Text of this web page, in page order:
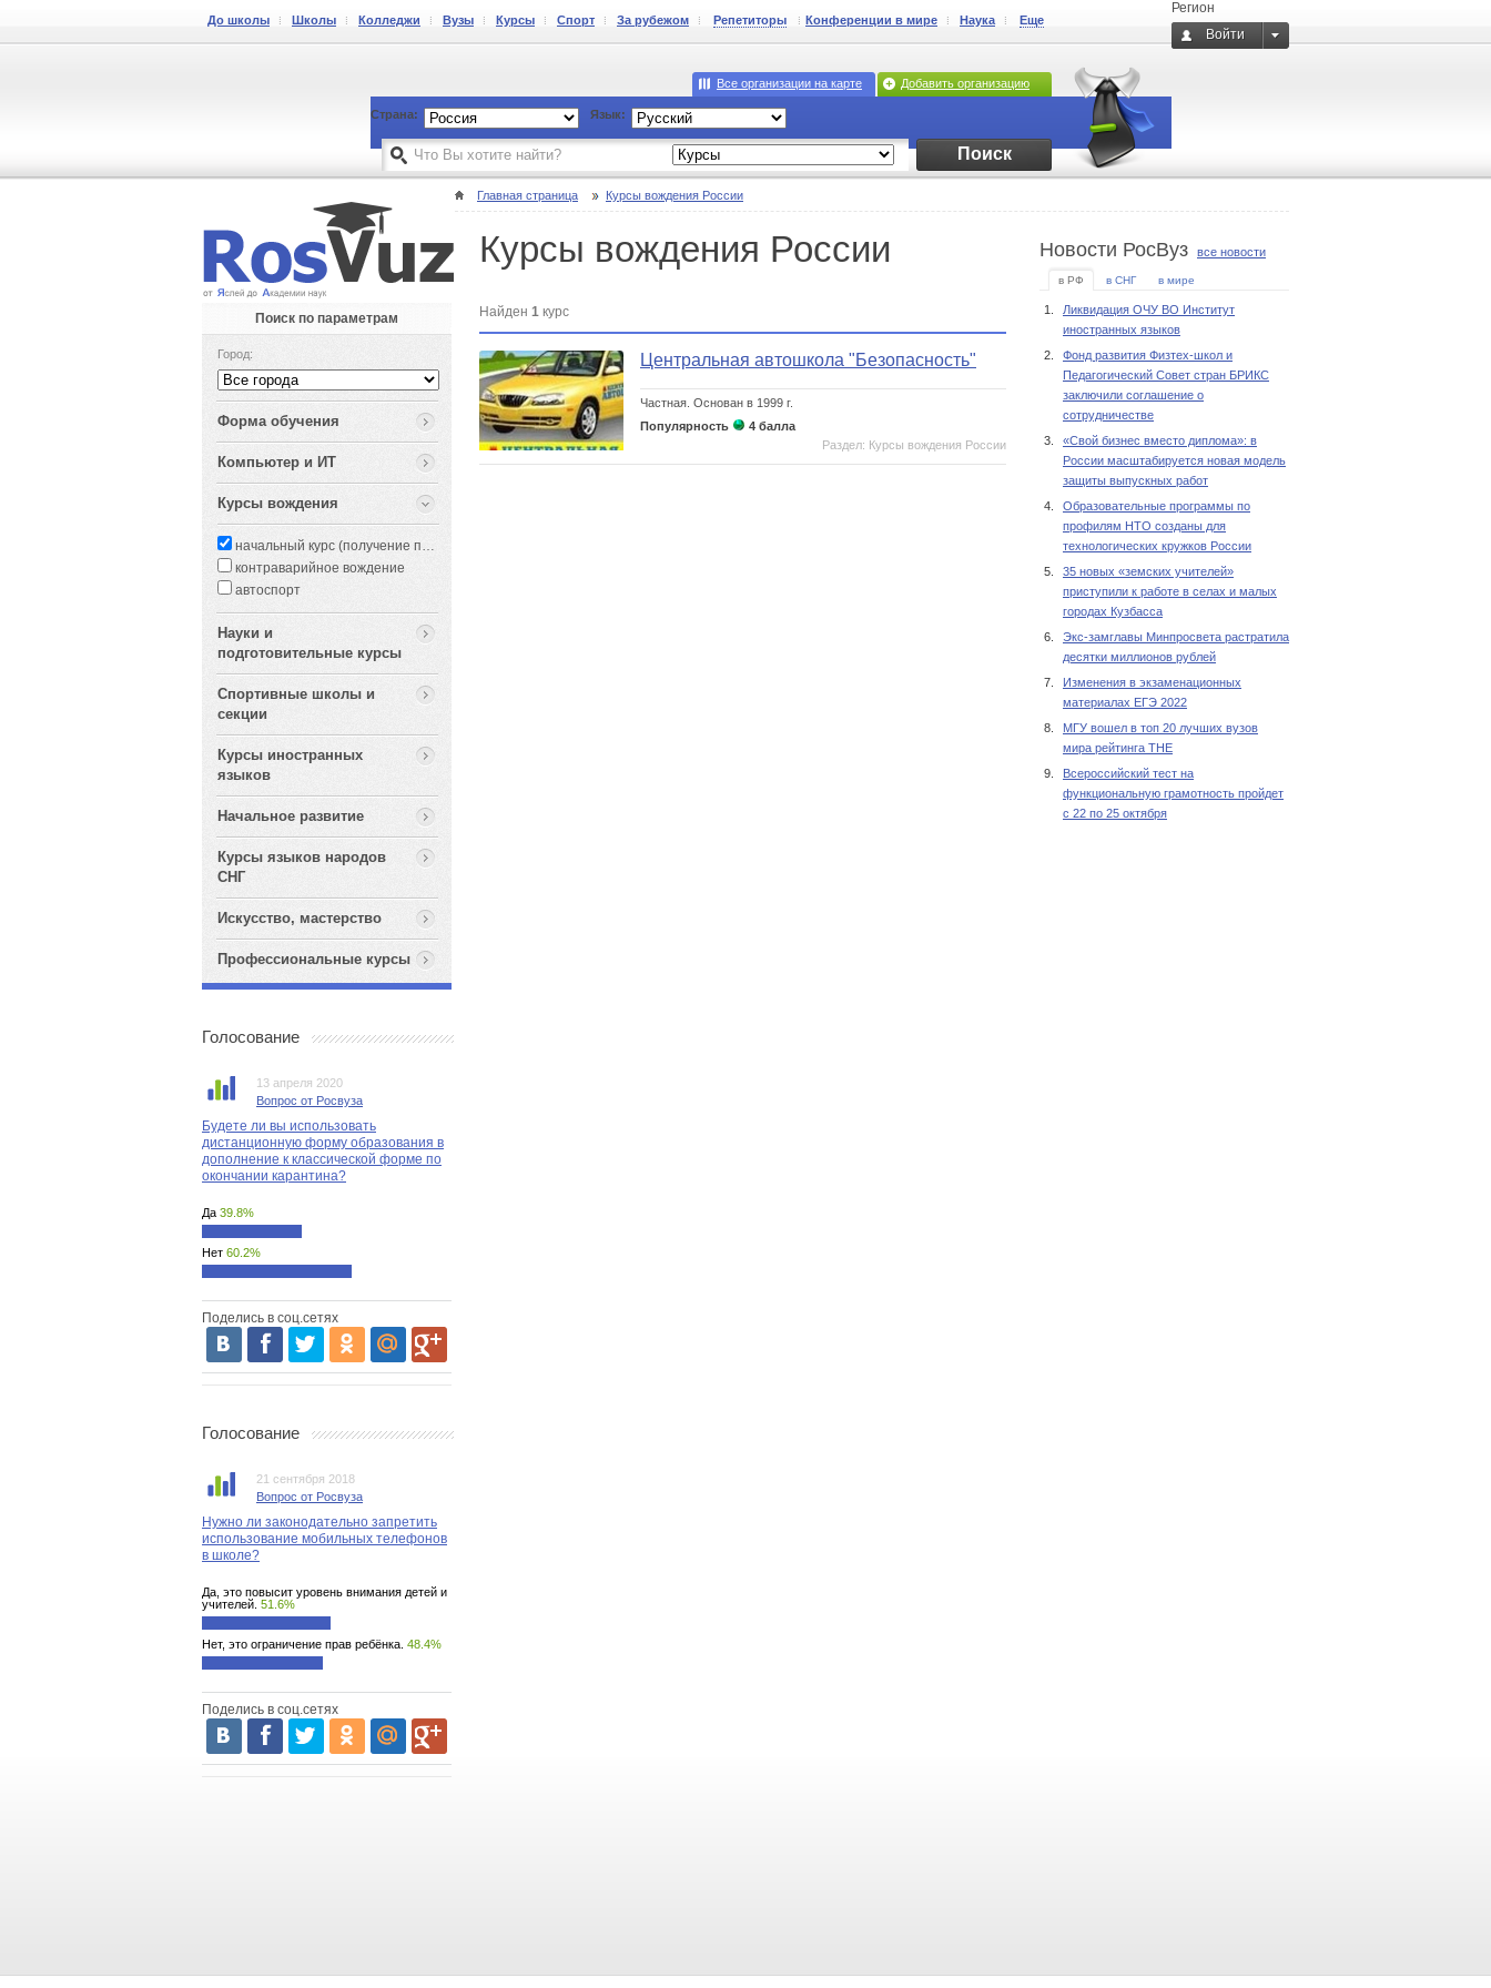
Регион
Войти
До школы Школы Колледжи Вузы Курсы Спорт За рубежом Репетиторы Конференции в мире Наука Еще
Добавить организацию
Все организации на карте
Страна: Язык:
Поиск
Главная страница Курсы вождения России
Новости РосВуз все новости
в РФ в СНГ в мире
1.
Ликвидация ОЧУ ВО Институт
иностранных языков
2.
Фонд развития Физтех-школ и
Педагогический Совет стран БРИКС
заключили соглашение о
сотрудничестве
3.
«Свой бизнес вместо диплома»: в
России масштабируется новая модель
защиты выпускных работ
4.
Образовательные программы по
профилям НТО созданы для
технологических кружков России
5.
35 новых «земских учителей»
приступили к работе в селах и малых
городах Кузбасса
6.
Экс-замглавы Минпросвета растратила
десятки миллионов рублей
7.
Изменения в экзаменационных
материалах ЕГЭ 2022
8.
МГУ вошел в топ 20 лучших вузов
мира рейтинга THE
9.
Всероссийский тест на
функциональную грамотность пройдет
с 22 по 25 октября
Курсы вождения России
Найден 1 курс
Центральная автошкола "Безопасность"
Частная. Основан в 1999 г.
Популярность
4 балла
Раздел: Курсы вождения России
Поиск по параметрам
Город:
Форма обучения
Компьютер и ИТ
Курсы вождения
начальный курс (получение прав)
контраварийное вождение
автоспорт
Науки и
подготовительные курсы
Спортивные школы и
секции
Курсы иностранных
языков
Начальное развитие
Курсы языков народов
СНГ
Искусство, мастерство
Профессиональные курсы
Голосование
13 апреля 2020
Вопрос от Росвуза
Будете ли вы использовать
дистанционную форму образования в
дополнение к классической форме по
окончании карантина?
Да 39.8%
Нет 60.2%
Поделись в соц.сетях
Голосование
21 сентября 2018
Вопрос от Росвуза
Нужно ли законодательно запретить
использование мобильных телефонов
в школе?
Да, это повысит уровень внимания детей и
учителей. 51.6%
Нет, это ограничение прав ребёнка. 48.4%
Поделись в соц.сетях